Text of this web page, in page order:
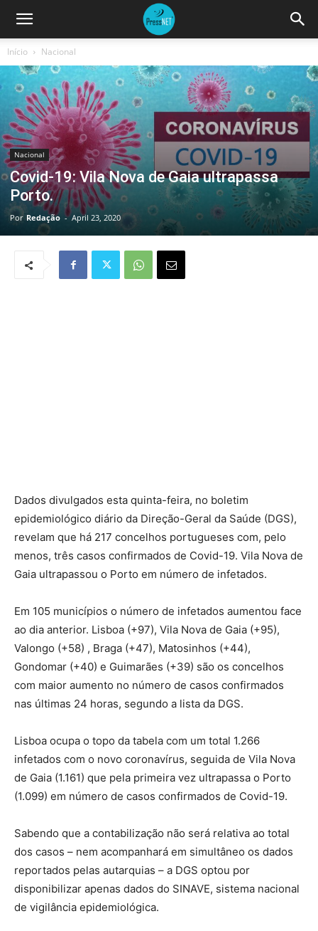
Início Nacional
Nacional
Covid-19: Vila Nova de Gaia ultrapassa
Porto.
Por Redação - April 23, 2020
Dados divulgados esta quinta-feira, no boletim
epidemiológico diário da Direção-Geral da Saúde (DGS),
revelam que há 217 concelhos portugueses com, pelo
menos, três casos confirmados de Covid-19. Vila Nova de
Gaia ultrapassou o Porto em número de infetados.
Em 105 municípios o número de infetados aumentou face
ao dia anterior. Lisboa (+97), Vila Nova de Gaia (+95),
Valongo (+58) , Braga (+47), Matosinhos (+44),
Gondomar (+40) e Guimarães (+39) são os concelhos
com maior aumento no número de casos confirmados
nas últimas 24 horas, segundo a lista da DGS.
Lisboa ocupa o topo da tabela com um total 1.266
infetados com o novo coronavírus, seguida de Vila Nova
de Gaia (1.161) que pela primeira vez ultrapassa o Porto
(1.099) em número de casos confirmados de Covid-19.
Sabendo que a contabilização não será relativa ao total
dos casos – nem acompanhará em simultâneo os dados
reportados pelas autarquias – a DGS optou por
disponibilizar apenas dados do SINAVE, sistema nacional
de vigilância epidemiológica.